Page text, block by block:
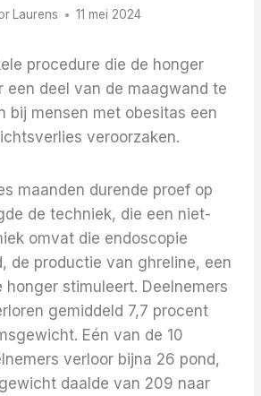
Laurens 11 mei 2024
procedure die de honger
een deel van de maagwand te
bij mensen met obesitas een
veroorzaken.
maanden durende proef op
de techniek, die een niet-
omvat die endoscopie
de productie van ghreline, een
honger stimuleert. Deelnemers
gemiddeld 7,7 procent
Eén van de 10
verloor bijna 26 pond,
daalde van 209 naar